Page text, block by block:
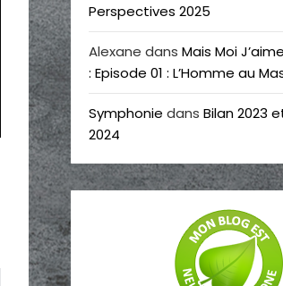
Perspectives 2025
Alexane dans Mais Moi
: Episode 01 : L’Homme au
Symphonie dans Bilan 2023
2024